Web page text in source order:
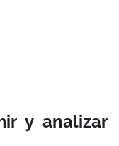
y analizar